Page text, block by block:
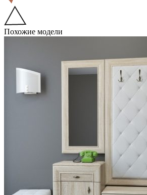
Похожие модели